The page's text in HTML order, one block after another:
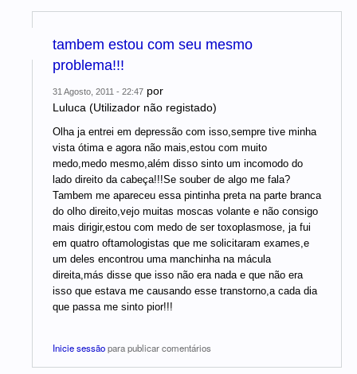
tambem estou com seu mesmo
problema!!!
31 Agosto, 2011 - 22:47 por
Luluca (Utilizador não registado)
Olha ja entrei em depressão com isso,sempre tive minha
vista ótima e agora não mais,estou com muito
medo,medo mesmo,além disso sinto um incomodo do
lado direito da cabeça!!!Se souber de algo me fala?
Tambem me apareceu essa pintinha preta na parte branca
do olho direito,vejo muitas moscas volante e não consigo
mais dirigir,estou com medo de ser toxoplasmose, ja fui
em quatro oftamologistas que me solicitaram exames,e
um deles encontrou uma manchinha na mácula
direita,más disse que isso não era nada e que não era
isso que estava me causando esse transtorno,a cada dia
que passa me sinto pior!!!
Inicie sessãopara publicar comentários